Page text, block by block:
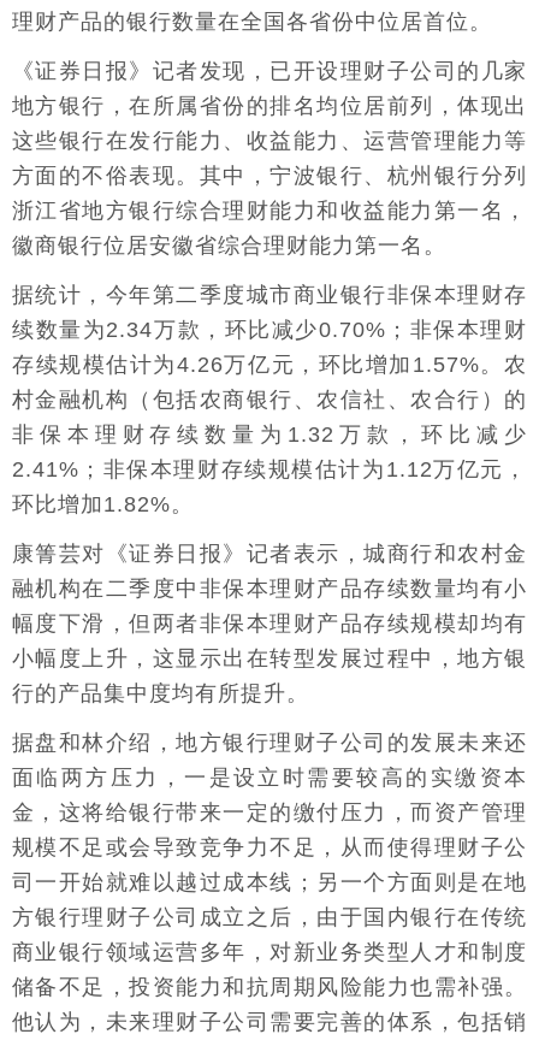
理财产品的银行数量在全国各省份中位居首位。
《证券日报》记者发现，已开设理财子公司的几家
地方银行，在所属省份的排名均位居前列，体现出
这些银行在发行能力、收益能力、运营管理能力等
方面的不俗表现。其中，宁波银行、杭州银行分列
浙江省地方银行综合理财能力和收益能力第一名，
徽商银行位居安徽省综合理财能力第一名。
据统计，今年第二季度城市商业银行非保本理财存
续数量为2.34万款，环比减少0.70%；非保本理财
存续规模估计为4.26万亿元，环比增加1.57%。农
村金融机构（包括农商银行、农信社、农合行）的
非保本理财存续数量为1.32万款，环比减少
2.41%；非保本理财存续规模估计为1.12万亿元，
环比增加1.82%。
康箐芸对《证券日报》记者表示，城商行和农村金
融机构在二季度中非保本理财产品存续数量均有小
幅度下滑，但两者非保本理财产品存续规模却均有
小幅度上升，这显示出在转型发展过程中，地方银
行的产品集中度均有所提升。
据盘和林介绍，地方银行理财子公司的发展未来还
面临两方压力，一是设立时需要较高的实缴资本
金，这将给银行带来一定的缴付压力，而资产管理
规模不足或会导致竞争力不足，从而使得理财子公
司一开始就难以越过成本线；另一个方面则是在地
方银行理财子公司成立之后，由于国内银行在传统
商业银行领域运营多年，对新业务类型人才和制度
储备不足，投资能力和抗周期风险能力也需补强。
他认为，未来理财子公司需要完善的体系，包括销